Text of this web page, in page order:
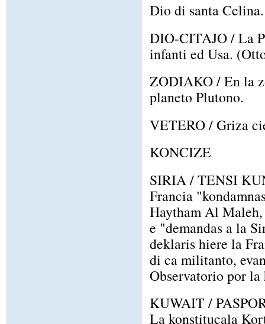
Dio di santa Celina.
DIO-CITAJO / La
infanti ed Usa.
ZODIAKO / En la
planeto Plutono.
VETERO / Griza
KONCIZE
SIRIA / TENSI
Francia
Haytham Al
e "demandas a la
deklaris hiere la
di ca militanto,
Observatorio por
KUWAIT /
La konstitucala